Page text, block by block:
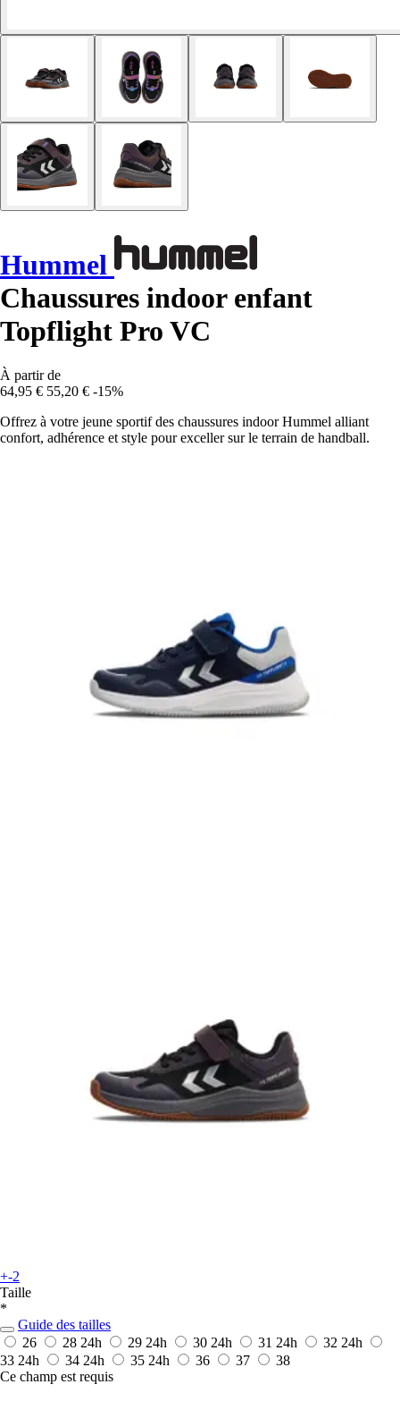
Hummel
Chaussures indoor enfant
Topflight Pro VC
À partir de
64,95 € 55,20 € -15%
Offrez à votre jeune sportif des chaussures indoor Hummel alliant
confort, adhérence et style pour exceller sur le terrain de handball.
+-2
Taille
*
Guide des tailles
26
28 24h 29 24h 30 24h 31 24h 32 24h
33 24h 34 24h 35 24h 36 37
38
Ce champ est requis